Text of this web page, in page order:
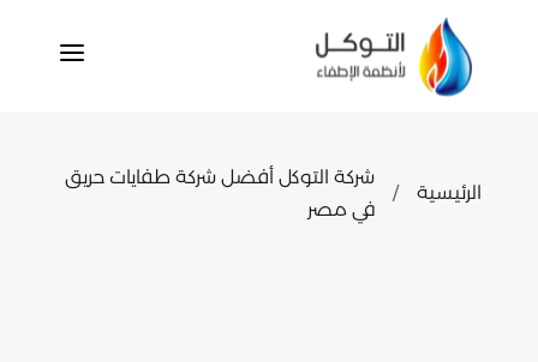
a
الرئيسية /
شركة التوكل أفضل شركة طفايات حريق
في مصر